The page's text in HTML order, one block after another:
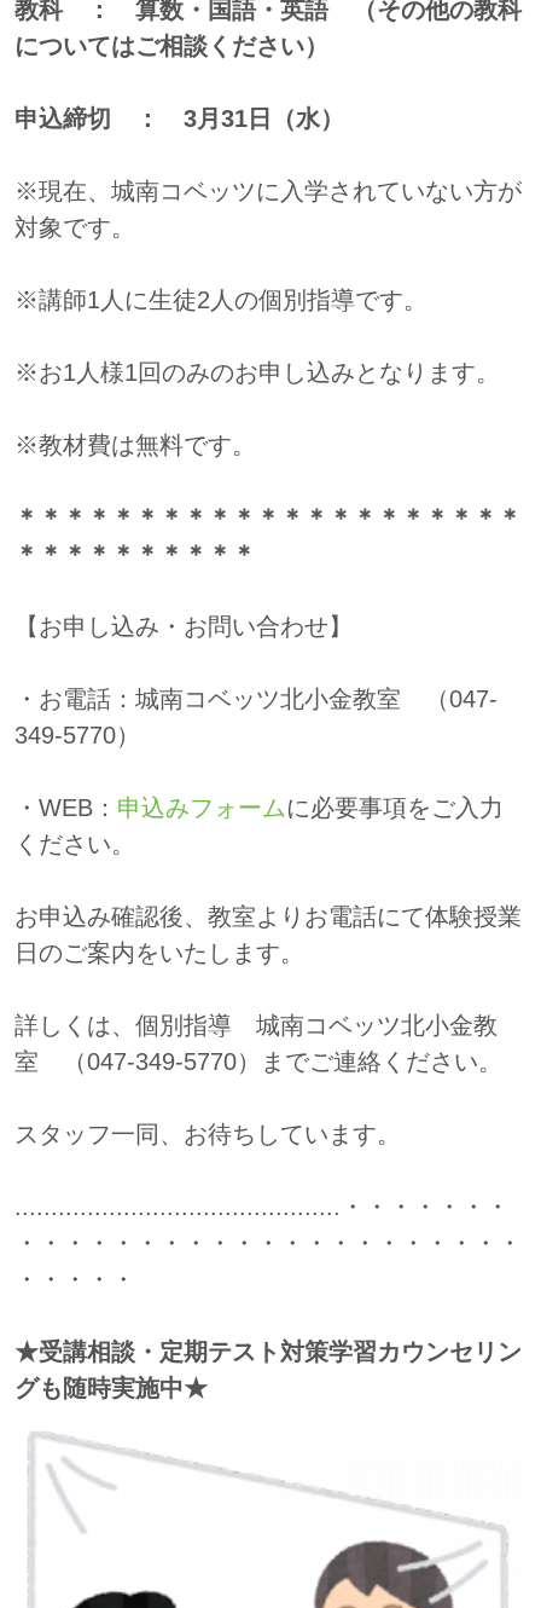
教科 ： 算数・国語・英語
（その他の教科
についてはご相談ください）
申込締切 ： 3月31日（水）
※現在、城南コベッツに入学されていない方が
対象です。
※講師1人に生徒2人の個別指導です。
※お1人様1回のみのお申し込みとなります。
※教材費は無料です。
＊＊＊＊＊＊＊＊＊＊＊＊＊＊＊＊＊＊＊＊＊
＊＊＊＊＊＊＊＊＊＊
【お申し込み・お問い合わせ】
・お電話：城南コベッツ北小金教室 （047-
349-5770）
・WEB： 申込みフォームに必要事項をご入力
ください。
お申込み確認後、教室よりお電話にて体験授業
日のご案内をいたします。
詳しくは、個別指導 城南コベッツ北小金教
室 （047-349-5770）までご連絡ください。
スタッフ一同、お待ちしています。
.............................................・・・・・・・
・・・・・・・・・・・・・・・・・・・・・
・・・・・
★受講相談・定期テスト対策学習カウンセリン
グも随時実施中★